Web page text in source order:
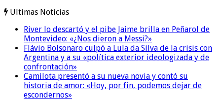
Ultimas Noticias
River lo descartó y el pibe Jaime brilla en Peñarol de
Montevideo: «¿Nos dieron a Messi?»
Flávio Bolsonaro culpó a Lula da Silva de la crisis con
Argentina y a su «política exterior ideologizada y de
confrontación»
Camilota presentó a su nueva novia y contó su
historia de amor: «Hoy, por fin, podemos dejar de
escondernos»